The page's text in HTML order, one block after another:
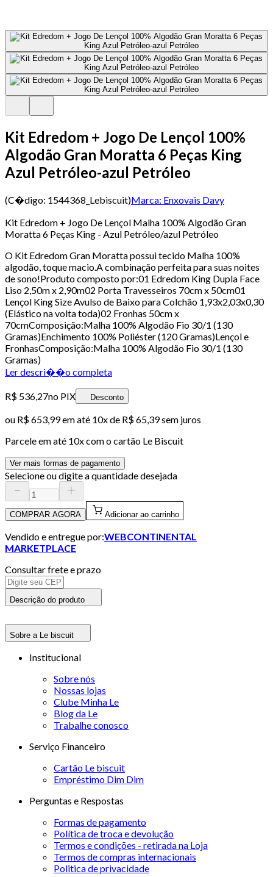
Kit Edredom + Jogo De Lençol 100%
Algodão Gran Moratta 6 Peças King
Azul Petróleo-azul Petróleo
(C�digo: 1544368_Lebiscuit)Marca: Enxovais Davy
Kit Edredom + Jogo De Lençol Malha 100% Algodão Gran
Moratta 6 Peças King - Azul Petróleo/azul Petróleo
O Kit Edredom Gran Moratta possui tecido Malha 100%
algodão, toque macio.A combinação perfeita para suas noites
de sono!Produto composto por:01 Edredom King Dupla Face
Liso 2,50m x 2,90m02 Porta Travesseiros 70cm x 50cm01
Lençol King Size Avulso de Baixo para Colchão 1,93x2,03x0,30
(Elástico na volta toda)02 Fronhas 50cm x
70cmComposição:Malha 100% Algodão Fio 30/1 (130
Gramas)Enchimento 100% Poliéster (120 Gramas)Lençol e
FronhasComposição:Malha 100% Algodão Fio 30/1 (130
Gramas)
Ler descri��o completa
R$ 536,27no PIX Desconto
ou R$ 653,99em até 10x de R$ 65,39 sem juros
Parcele em até 10x com o cartão Le Biscuit
Ver mais formas de pagamento
Selecione ou digite a quantidade desejada
COMPRAR AGORA Adicionar ao carrinho
Vendido e entregue por:WEBCONTINENTAL
MARKETPLACE
Consultar frete e prazo
Descrição do produto
Sobre a Le biscuit
Institucional
Sobre nós
Nossas lojas
Clube Minha Le
Blog da Le
Trabalhe conosco
Serviço Financeiro
Cartão Le biscuit
Empréstimo Dim Dim
Perguntas e Respostas
Formas de pagamento
Política de troca e devolução
Termos e condições - retirada na Loja
Termos de compras internacionais
Politica de privacidade